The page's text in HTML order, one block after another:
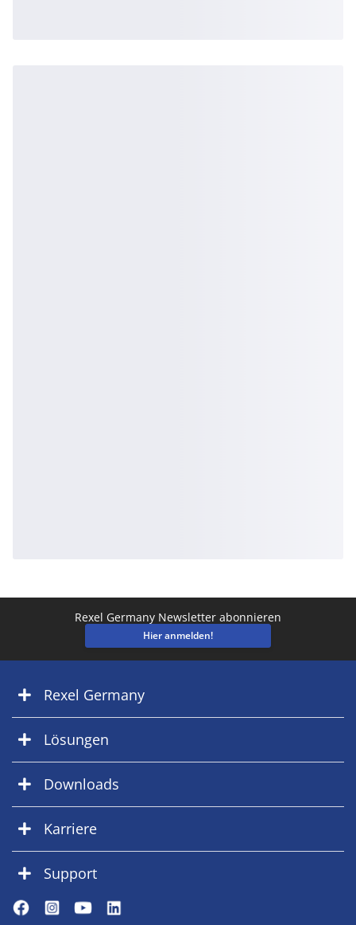
Rexel Germany Newsletter abonnieren
Hier anmelden!
Rexel Germany
Lösungen
Downloads
Karriere
Support